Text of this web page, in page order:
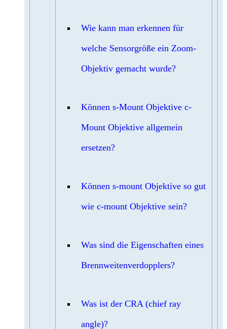
Wie kann man erkennen für
welche Sensorgröße ein Zoom-
Objektiv gemacht wurde?
Können s-Mount Objektive c-
Mount Objektive allgemein
ersetzen?
Können s-mount Objektive so gut
wie c-mount Objektive sein?
Was sind die Eigenschaften eines
Brennweitenverdopplers?
Was ist der CRA (chief ray
angle)?